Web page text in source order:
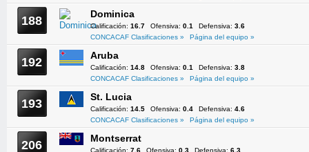
188 Dominica
Calificación: 16.7 Ofensiva: 0.1 Defensiva: 3.6
CONCACAF Clasificaciones »
Página del equipo »
192 Aruba
Calificación: 14.8 Ofensiva: 0.1 Defensiva: 3.8
CONCACAF Clasificaciones »
Página del equipo »
193 St. Lucia
Calificación: 14.5 Ofensiva: 0.4 Defensiva: 4.6
CONCACAF Clasificaciones »
Página del equipo »
206 Montserrat
Calificación: 7.6 Ofensiva: 0.3 Defensiva: 6.3